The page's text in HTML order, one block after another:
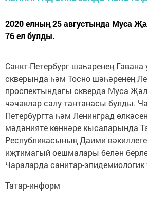
2020 елның 25 августында Муса
76 ел булды.
Санкт-Петербург шәһәренең
скверында һәм Тосно шәһәренең
проспектындагы скверда Муса
чәчәкләр салу тантанасы булды.
Петербургта һәм Ленинград
мәдәнияте көннәре кысаларында
Республикасының Даими
иҗтимагый оешмалары белән
Чараларда санитар-эпидемиологик
Татар-информ